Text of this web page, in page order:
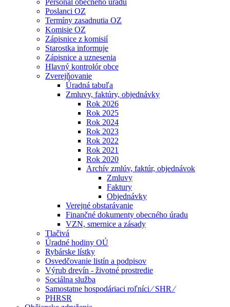
Personál obecného úradu
Poslanci OZ
Termíny zasadnutia OZ
Komisie OZ
Zápisnice z komisií
Starostka informuje
Zápisnice a uznesenia
Hlavný kontrolór obce
Zverejňovanie
Úradná tabuľa
Zmluvy, faktúry, objednávky
Rok 2026
Rok 2025
Rok 2024
Rok 2023
Rok 2022
Rok 2021
Rok 2020
Archív zmlúv, faktúr, objednávok
Zmluvy
Faktury
Objednávky
Verejné obstarávanie
Finančné dokumenty obecného úradu
VZN, smernice a zásady
Tlačivá
Úradné hodiny OÚ
Rybárske lístky
Osvedčovanie listín a podpisov
Výrub drevín - životné prostredie
Sociálna služba
Samostatne hospodáriaci roľníci ⁄ SHR ⁄
PHRSR